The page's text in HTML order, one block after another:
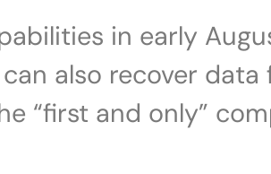
in early
also recover data
“first and only”